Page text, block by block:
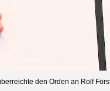
den Orden an Rolf